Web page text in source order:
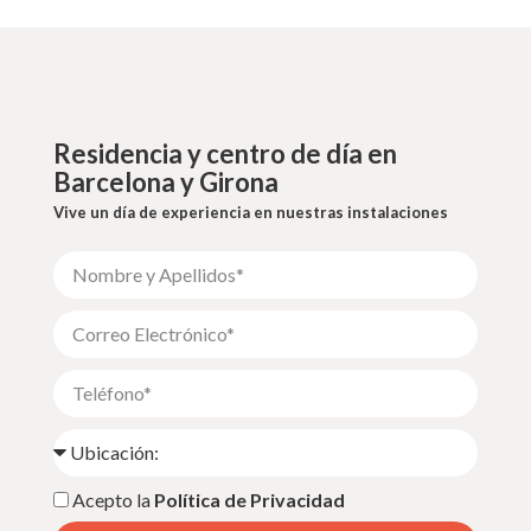
Residencia y centro de día en
Barcelona y Girona
Vive un día de experiencia en nuestras instalaciones
Acepto la Política de Privacidad